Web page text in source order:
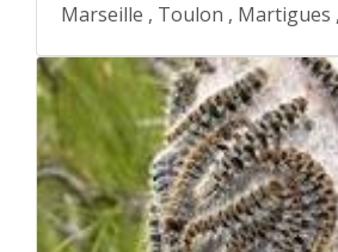
Marseille , Toulon , Martigues